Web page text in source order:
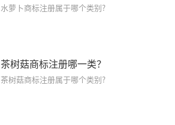
水萝卜商标注册属于哪个类别?
茶树菇商标注册哪一类？
茶树菇商标注册属于哪个类别?